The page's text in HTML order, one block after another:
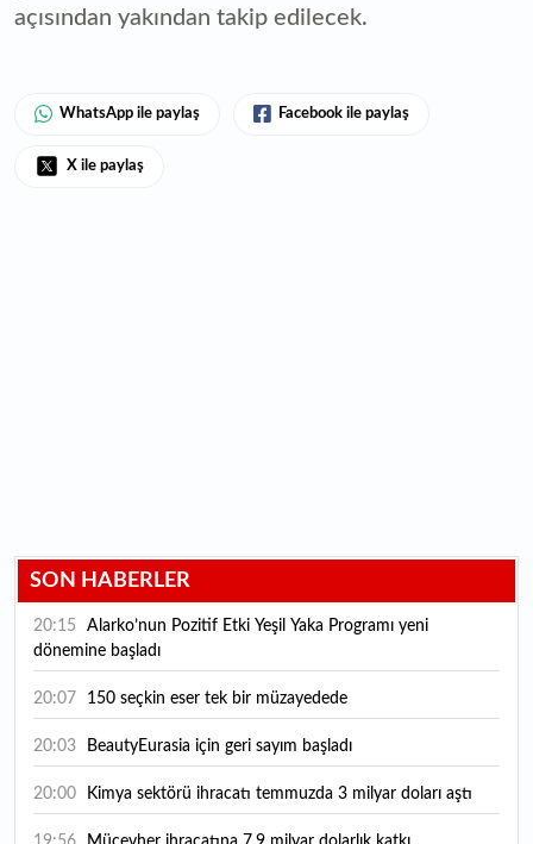
açısından yakından takip edilecek.
WhatsApp ile paylaş Facebook ile paylaş
X ile paylaş
SON HABERLER
20:15
dönemine başladı
20:07 150 seçkin eser tek bir müzayedede
20:03 BeautyEurasia için geri sayım başladı
20:00 Kimya sektörü ihracatı temmuzda 3 milyar doları aştı